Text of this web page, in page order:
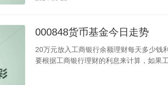
000848货币基金今日走势
20万元放入工商银行余额理财每天多少钱
要根据工商银行理财的利息来计算，如果